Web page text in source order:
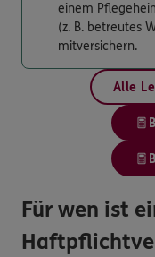
einem
(z. B. betreutes
mitversichern.
Alle
Für wen ist